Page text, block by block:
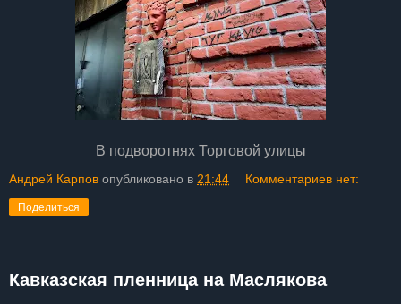
В подворотнях Торговой улицы
Андрей Карпов опубликовано в 21:44 Комментариев нет:
Поделиться
Кавказская пленница на Маслякова